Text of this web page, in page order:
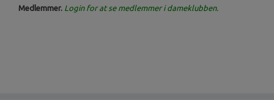
Medlemmer. Login for at se medlemmer idameklubben.